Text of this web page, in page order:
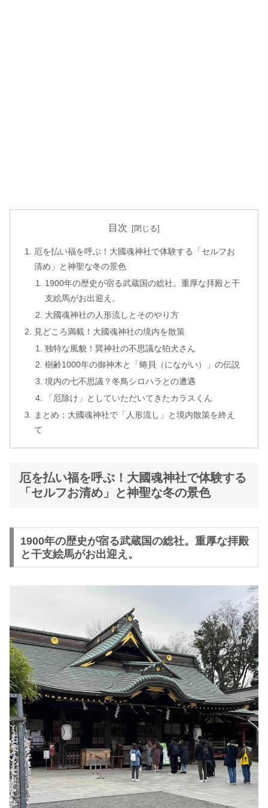
目次
厄を払い福を呼ぶ！大國魂神社で体験する「セルフお
清め」と神聖な冬の景色
1900年の歴史が宿る武蔵国の総社。重厚な拝殿と干
支絵馬がお出迎え。
大國魂神社の人形流しとそのやり方
見どころ満載！大國魂神社の境内を散策
独特な風貌！巽神社の不思議な狛犬さん
樹齢1000年の御神木と「蜷貝（にながい）」の伝説
境内の七不思議？冬鳥シロハラとの遭遇
「厄除け」としていただいてきたカラスくん
まとめ：大國魂神社で「人形流し」と境内散策を終え
て
厄を払い福を呼ぶ！大國魂神社で体験する
「セルフお清め」と神聖な冬の景色
1900年の歴史が宿る武蔵国の総社。重厚な拝殿
と干支絵馬がお出迎え。